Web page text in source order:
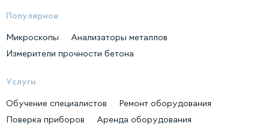
Популярное
Микроскопы
Анализаторы металлов
Измерители прочности бетона
Услуги
Обучение специалистов
Ремонт оборудования
Поверка приборов
Аренда оборудования